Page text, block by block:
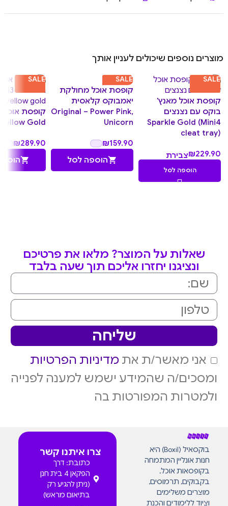
מוצרים נוספים שיכולים לעניין אותך
SALE
קופסת אוכל מאנץ'
בוקס עם נצנצים
Sparkle Gold (Mini4
cleat tray)
₪229.90
צבירת
22.99
הוספה לסל
SALE
קופסת אוכל מחולקת
יאמבוקס קלאסית
Original – Power Pink,
Unicorn
₪159.90
הוספה לסל
SALE
Gold
₪289.90
שאלות על המוצר? מלאו את פרטיכם
ונציגנו יחזרו אליכם תוך שעה בלבד
אני מאשר/ת את מדיניות הפרטיות
ומסכים/ה שהמידע ישמש למענה לפנייה
ולמטרות המפורטות בה
שליחה
בוקסאיל (Boxil) היא
חנות אונליין המתמחה
בקופסאות אוכל,
בקבוקים, תרמוסים,
מוצרים משלימים
וציוד ללימודים והכנת
צרו איתנו קשר
כתובת: דרך
הפקאן 4 בית חנן
(ניתן להגיע רק
בתיאום מראש)